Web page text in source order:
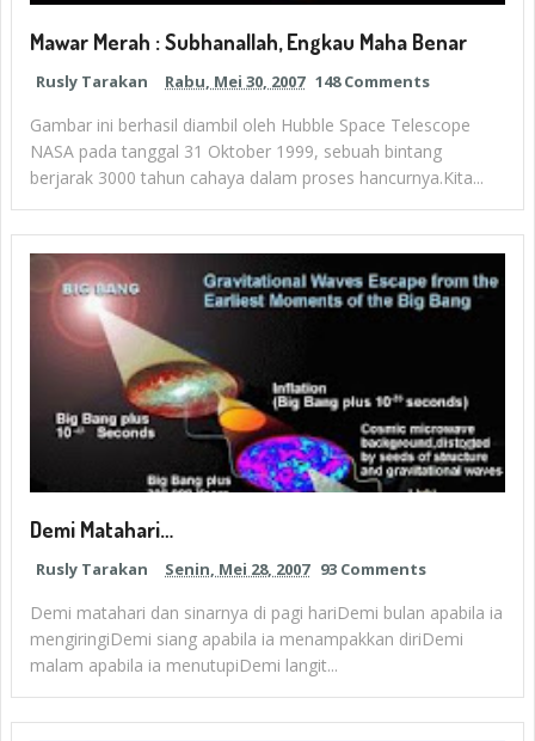
Mawar Merah : Subhanallah, Engkau Maha Benar
Rusly Tarakan Rabu, Mei 30, 2007 148 Comments
Gambar ini berhasil diambil oleh Hubble Space Telescope
NASA pada tanggal 31 Oktober 1999, sebuah bintang
berjarak 3000 tahun cahaya dalam proses hancurnya.Kita...
Demi Matahari…
Rusly Tarakan Senin, Mei 28, 2007 93 Comments
Demi matahari dan sinarnya di pagi hariDemi bulan apabila ia
mengiringiDemi siang apabila ia menampakkan diriDemi
malam apabila ia menutupiDemi langit...